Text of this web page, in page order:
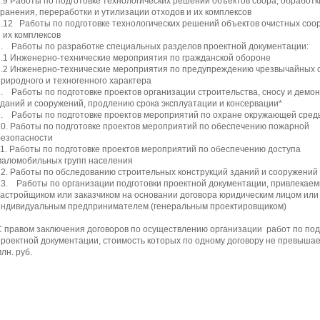
переработки и утилизации отходов и их комплексов
Работы по подготовке технологических решений объектов очистных
их комплексов
Работы по разработке специальных разделов проектной документации:
Инженерно-технические мероприятия по гражданской обороне
Инженерно-технические мероприятия по предупреждению чрезвычайных
и техногенного характера
Работы по подготовке проектов организации строительства, сносу и
и сооружений, продлению срока эксплуатации и консервации*
Работы по подготовке проектов мероприятий по охране окружающей
Работы по подготовке проектов мероприятий по обеспечению пожарной
Работы по подготовке проектов мероприятий по обеспечению доступа
групп населения
Работы по обследованию строительных конструкций зданий и сооружений
Работы по организации подготовки проектной документации,
или заказчиком на основании договора юридическим лицом или
предпринимателем (генеральным проектировщиком)
правом заключения договоров по осуществлению организации работ по
документации, стоимость которых по одному договору не
руб.